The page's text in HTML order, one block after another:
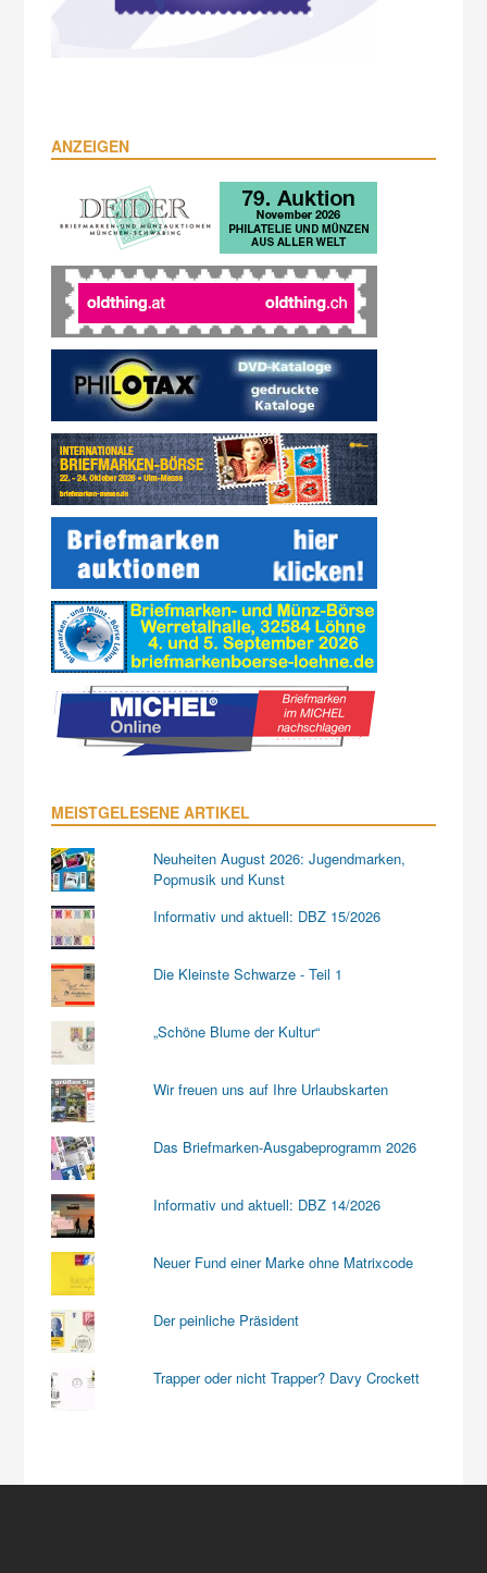
ANZEIGEN
MEISTGELESENE ARTIKEL
Neuheiten August 2026: Jugendmarken,
Popmusik und Kunst
Informativ und aktuell: DBZ 15/2026
Die Kleinste Schwarze - Teil 1
„Schöne Blume der Kultur“
Wir freuen uns auf Ihre Urlaubskarten
Das Briefmarken-Ausgabeprogramm 2026
Informativ und aktuell: DBZ 14/2026
Neuer Fund einer Marke ohne Matrixcode
Der peinliche Präsident
Trapper oder nicht Trapper? Davy Crockett